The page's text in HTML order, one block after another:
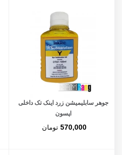
جوهر سابلیمیشن زرد اینک تک داخلی
اپسون
570,000 تومان